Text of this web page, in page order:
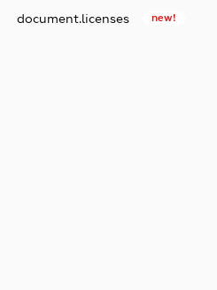
document.licenses new!